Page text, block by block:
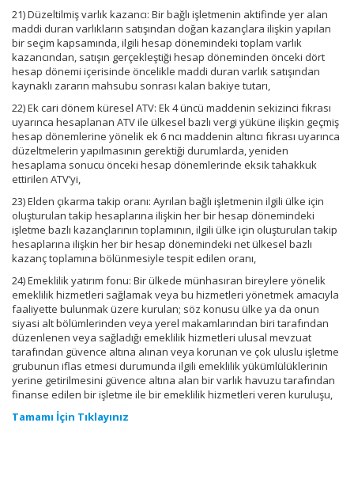
21) Düzeltilmiş varlık kazancı: Bir bağlı işletmenin aktifinde yer alan
maddi duran varlıkların satışından doğan kazançlara ilişkin yapılan
bir seçim kapsamında, ilgili hesap dönemindeki toplam varlık
kazancından, satışın gerçekleştiği hesap döneminden önceki dört
hesap dönemi içerisinde öncelikle maddi duran varlık satışından
kaynaklı zararın mahsubu sonrası kalan bakiye tutarı,
22) Ek cari dönem küresel ATV: Ek 4 üncü maddenin sekizinci fıkrası
uyarınca hesaplanan ATV ile ülkesel bazlı vergi yüküne ilişkin geçmiş
hesap dönemlerine yönelik ek 6 ncı maddenin altıncı fıkrası uyarınca
düzeltmelerin yapılmasının gerektiği durumlarda, yeniden
hesaplama sonucu önceki hesap dönemlerinde eksik tahakkuk
ettirilen ATV’yi,
23) Elden çıkarma takip oranı: Ayrılan bağlı işletmenin ilgili ülke için
oluşturulan takip hesaplarına ilişkin her bir hesap dönemindeki
işletme bazlı kazançlarının toplamının, ilgili ülke için oluşturulan takip
hesaplarına ilişkin her bir hesap dönemindeki net ülkesel bazlı
kazanç toplamına bölünmesiyle tespit edilen oranı,
24) Emeklilik yatırım fonu: Bir ülkede münhasıran bireylere yönelik
emeklilik hizmetleri sağlamak veya bu hizmetleri yönetmek amacıyla
faaliyette bulunmak üzere kurulan; söz konusu ülke ya da onun
siyasi alt bölümlerinden veya yerel makamlarından biri tarafından
düzenlenen veya sağladığı emeklilik hizmetleri ulusal mevzuat
tarafından güvence altına alınan veya korunan ve çok uluslu işletme
grubunun iflas etmesi durumunda ilgili emeklilik yükümlülüklerinin
yerine getirilmesini güvence altına alan bir varlık havuzu tarafından
finanse edilen bir işletme ile bir emeklilik hizmetleri veren kuruluşu,
Tamamı İçin Tıklayınız